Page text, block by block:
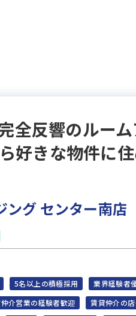
反響のルーム
好きな物件に
ング センター南店
5名以上の積極採用 業界経験者
介営業の経験者歓迎 賃貸仲介の